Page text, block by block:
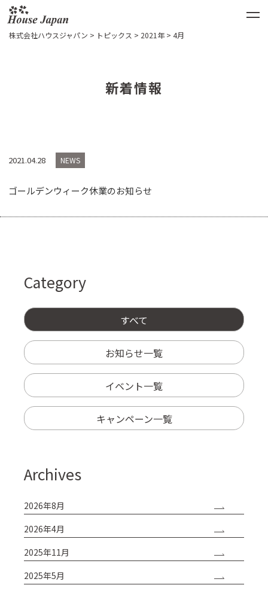
株式会社ハウスジャパン > トピックス > 2021年> 4月
新着情報
2021.04.28 NEWS
ゴールデンウィーク休業のお知らせ
Category
すべて
お知らせ一覧
イベント一覧
キャンペーン一覧
Archives
2026年8月
2026年4月
2025年11月
2025年5月